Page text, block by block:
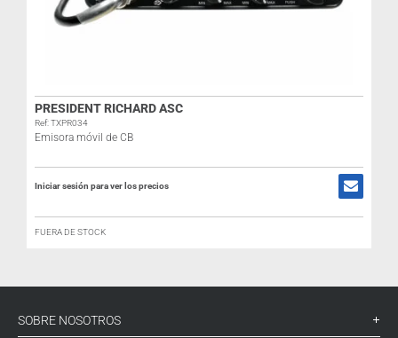
PRESIDENT RICHARD ASC
Ref: TXPR034
Emisora móvil de CB
Iniciar sesión para ver los precios
FUERA DE STOCK
SOBRE NOSOTROS